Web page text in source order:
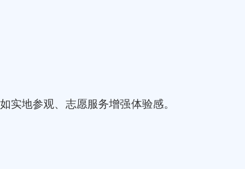
地参观、志愿服务增强体验感。